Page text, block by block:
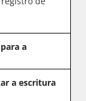
a
a escritura